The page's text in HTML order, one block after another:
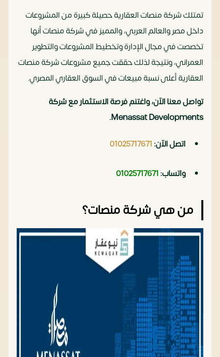
تمتلك شركة منصات العقارية حصيلة كبيرة من المشروعات
داخل مصر والعالم العربي، والمميز في شركة منصات أنها
تخصصت في مجال الإدارة وتخطيط المشروعات والتطوير
العمراني، ونتيجة لذلك حققت جميع مشروعات شركة منصات
العقارية أعلى نسبة مبيعات في السوق العقاري المصري.
تواصل معنا الآن، واغتنم فرصة الاستثمار مع شركة
Menassat Developments.
اتصل الآن:01025717671
واتساب:01025717671
من هي شركة منصات؟